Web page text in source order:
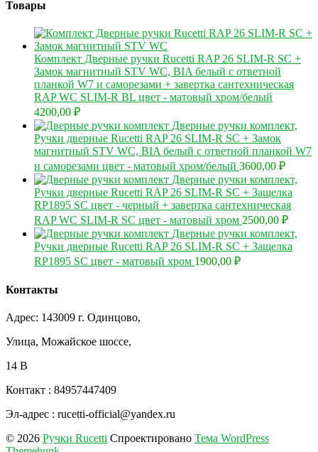
Товары
Комплект Дверные ручки Rucetti RAP 26 SLIM-R SC +
Замок магнитный STV WC, BIA белый с ответной
планкой W7 и саморезами + завертка сантехническая
RAP WC SLIM-R BL цвет - матовый хром/белый
4200,00 ₽
Дверные ручки комплект,
Ручки дверные Rucetti RAP 26 SLIM-R SC + Замок
магнитный STV WC, BIA белый с ответной планкой W7
и саморезами цвет - матовый хром/белый 3600,00 ₽
Дверные ручки комплект,
Ручки дверные Rucetti RAP 26 SLIM-R SC + Защелка
RP1895 SC цвет - черный + завертка сантехническая
RAP WC SLIM-R SC цвет - матовый хром 2500,00 ₽
Дверные ручки комплект,
Ручки дверные Rucetti RAP 26 SLIM-R SC + Защелка
RP1895 SC цвет - матовый хром 1900,00 ₽
Контакты
Адрес: 143009 г. Одинцово,
Улица, Можайское шоссе,
14 В
Контакт : 84957447409
Эл-адрес : rucetti-official@yandex.ru
© 2026 Ручки Rucetti Спроектировано Тема WordPress